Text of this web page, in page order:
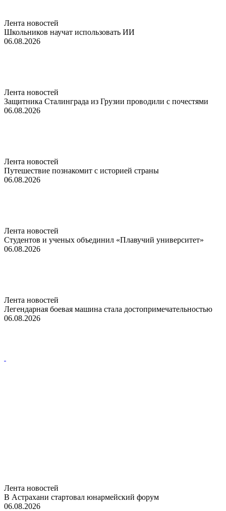
Лента новостей
Школьников научат использовать ИИ
06.08.2026
Лента новостей
Защитника Сталинграда из Грузии проводили с почестями
06.08.2026
Лента новостей
Путешествие познакомит с историей страны
06.08.2026
Лента новостей
Студентов и ученых объединил «Плавучий университет»
06.08.2026
Лента новостей
Легендарная боевая машина стала достопримечательностью
06.08.2026
Лента новостей
В Астрахани стартовал юнармейский форум
06.08.2026